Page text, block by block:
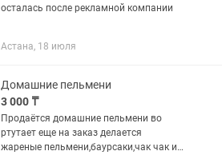
осталась после рекламной компании
Астана, 18 июля
Домашние пельмени
3 000 ₸
Продаётся домашние пельмени во
ртутает еще на заказ делается
жареные пельмени,баурсаки,чак чак и